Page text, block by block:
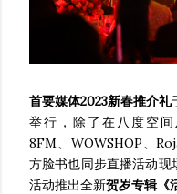
首要媒体2023新春推介礼
举行，除了在八度空
8FM、WOWSHOP、
方脸书也同步直播活动现
活动推出全新贺岁专辑《